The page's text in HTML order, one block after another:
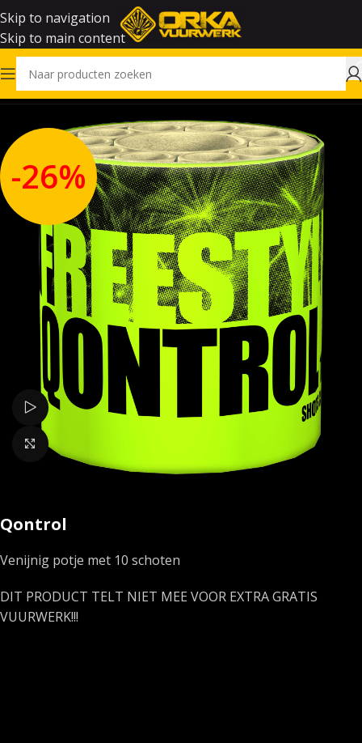
Skip to navigation
Skip to main content
Home Outlet
-26%
Bekijk video
Klik om te vergroten
Qontrol
Venijnig potje met 10 schoten
DIT PRODUCT TELT NIET MEE VOOR EXTRA GRATIS
VUURWERK!!!